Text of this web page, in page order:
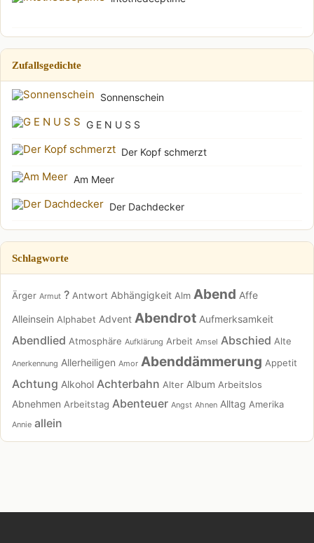
Zufallsgedichte
Sonnenschein
G E N U S S
Der Kopf schmerzt
Am Meer
Der Dachdecker
Schlagworte
Ärger Armut ? Antwort Abhängigkeit Alm Abend Affe
Alleinsein Alphabet Advent Abendrot Aufmerksamkeit
Abendlied Atmosphäre Aufklärung Arbeit Amsel Abschied Alte
Anerkennung Allerheiligen Amor Abenddämmerung Appetit
Achtung Alkohol Achterbahn Alter Album Arbeitslos
Abnehmen Arbeitstag Abenteuer Angst Ahnen Alltag Amerika
Annie allein